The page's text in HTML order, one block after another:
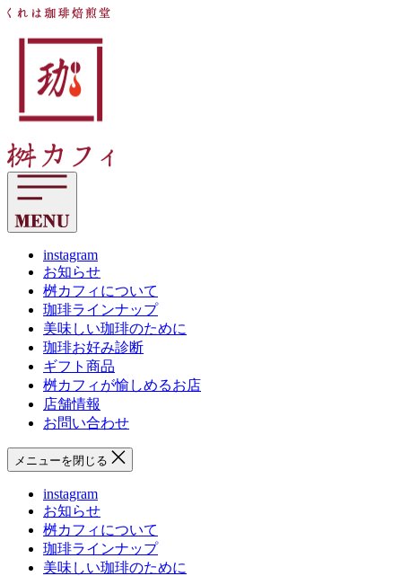
コ
へ
キ
ッ
プ
堂
instagram
お知らせ
桝カフィについて
珈琲ラインナップ
美味しい珈琲のために
珈琲お好み診断
ギフト商品
桝カフィが愉しめるお店
店舗情報
お問い合わせ
メニューを閉じる
instagram
お知らせ
桝カフィについて
珈琲ラインナップ
美味しい珈琲のために